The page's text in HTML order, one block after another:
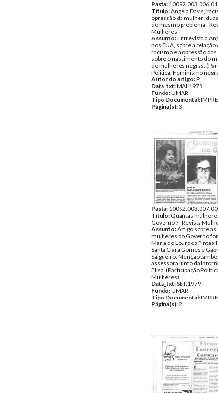
Pasta:
Título:Angela Davis,
opressão da mulher:
do mesmo problema -
Mulheres
Assunto:Entrevista a
nos EUA, sobre a relação
racismo e a opressão
sobre o nascimento do
de mulheres negras.
Politica, Feminismo
Autor do artigo:P.
Data_txt:MAI.1978
Fundo:UMAR
Tipo Documental:
Página(s):3
Pasta:
Título: Quantas
Governo ? - Revista
Assunto:Artigo sobre as
mulheres do Governo
Maria de Lourdes
Santa Clara Gomes e
Salgueiro. Menção
assessora junto da
Elisa. (Participação
Mulheres)
Data_txt:SET.1979
Fundo:UMAR
Tipo Documental:
Página(s):2